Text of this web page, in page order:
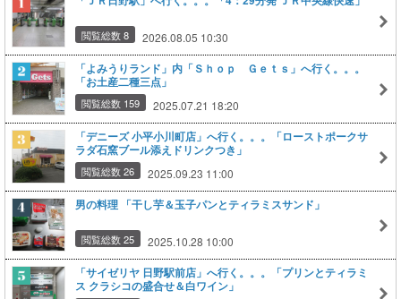
閲覧総数 8 2026.08.05 10:30
「よみうりランド」内「Ｓｈｏｐ Ｇｅｔｓ」へ行く。。。
「お土産二種三点」
閲覧総数 159 2025.07.21 18:20
「デニーズ 小平小川町店」へ行く。。。「ローストポークサ
ラダ石窯ブール添えドリンクつき」
閲覧総数 26 2025.09.23 11:00
男の料理 「干し芋＆玉子パンとティラミスサンド」
閲覧総数 25 2025.10.28 10:00
「サイゼリヤ 日野駅前店」へ行く。。。「プリンとティラミ
ス クラシコの盛合せ＆白ワイン」